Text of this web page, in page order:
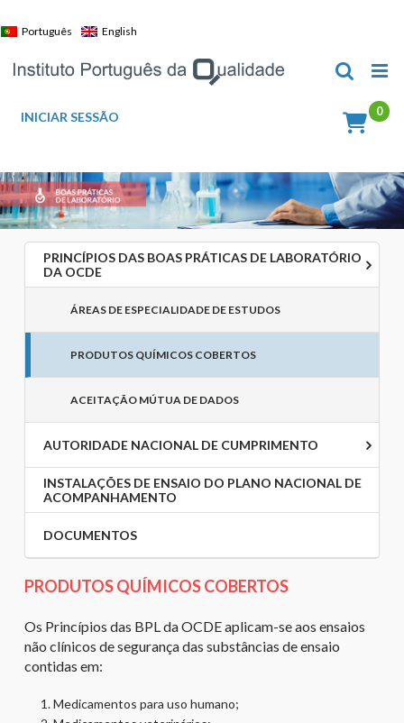
to
Português English
INICIAR SESSÃO
PRINCÍPIOS DAS BOAS PRÁTICAS DE LABORATÓRIO
DA OCDE
ÁREAS DE ESPECIALIDADE DE ESTUDOS
PRODUTOS QUÍMICOS COBERTOS
ACEITAÇÃO MÚTUA DE DADOS
AUTORIDADE NACIONAL DE CUMPRIMENTO
INSTALAÇÕES DE ENSAIO DO PLANO NACIONAL DE
ACOMPANHAMENTO
DOCUMENTOS
PRODUTOS QUÍMICOS COBERTOS
Os Princípios das BPL da OCDE aplicam-se aos ensaios
não clínicos de segurança das substâncias de ensaio
contidas em:
Medicamentos para uso humano;